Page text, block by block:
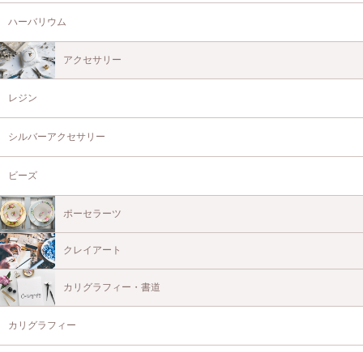
ハーバリウム
アクセサリー
レジン
シルバーアクセサリー
ビーズ
ポーセラーツ
クレイアート
カリグラフィー・書道
カリグラフィー